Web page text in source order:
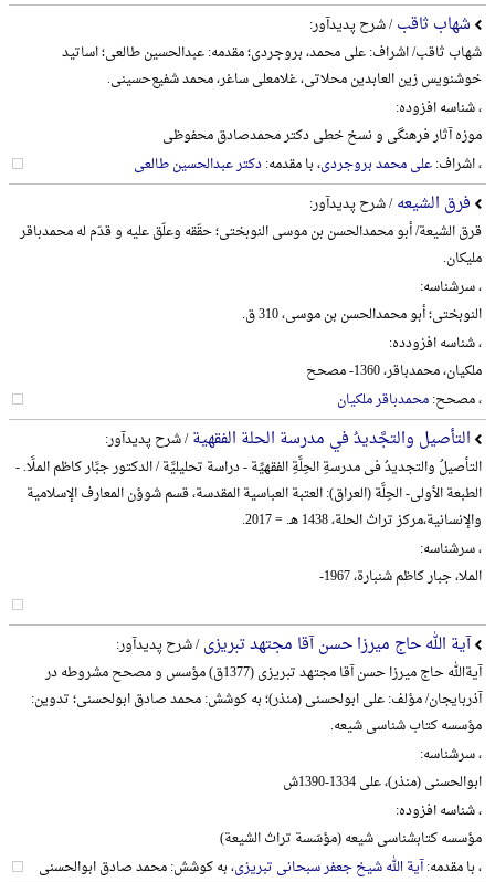
شهاب ثاقب/ شرح پدیدآور:
شهاب ثاقب/ اشراف: علی محمد، بروجردی؛ مقدمه: عبدالحسین طالعی؛ اساتید
خوشنویس زین العابدین محلاتی، غلامعلی ساغر، محمد شفیع‌حسینی.
، شناسه افزوده:
موزه آثار فرهنگی و نسخ خطی دکتر محمدصادق محفوظی
، اشراف:علی محمد بروجردی، با مقدمه:دکتر عبدالحسین طالعی
فرق الشیعه/ شرح پدیدآور:
قرق الشیعة/ أبو محمدالحسن بن موسی النوبختی؛ حقّقه وعلّق علیه و قدّم له محمدباقر
ملیکان.
، سرشناسه:
النوبختی؛ أبو محمدالحسن بن موسی، 310 ق.
، شناسه افزودده:
ملکیان، محمدباقر، 1360- مصحح
، مصحح:محمدباقر ملکیان
التأصیل والتجَّدیدُ في مدرسة الحلة الفقهیة/ شرح پدیدآور:
التأصیلُ والتجدیدُ فی مدرسةِ الحِلَّةِ الفقهیِّة - دراسة تحلیلیَّة / الدکتور جبَّار کاظم الملَّا. -
الطبعة الأولی- الحِلَّة (العراق): العتبة العباسیة المقدسة، قسم شوؤن المعارف الإسلامیة
والإنسانیة،‌مرکز تراث الحلة، 1438 هـ. = 2017.
، سرشناسه:
الملا، جبار کاظم شنبارة، 1967-
آیة الله حاج میرزا حسن آقا مجتهد تبریزی/ شرح پدیدآور:
آیةالله حاج میرزا حسن آقا مجتهد تبریزی (1377ق) مؤسس و مصحح مشروطه در
آذربایجان/ مؤلف: علی ابولحسنی (منذر)؛ به کوشش: محمد صادق ابولحسنی؛ تدوین:
مؤسسه کتاب شناسی شیعه.
، سرشناسه:
ابوالحسنی (منذر)، علی 1334-1390ش
، شناسه افزوده:
مؤسسه کتابشناسی شیعه (مؤسّسة تراث الشیعة)
، با مقدمه:آیة الله شیخ جعفر سبحانی تبریزی، به کوشش: محمد صادق ابوالحسنی